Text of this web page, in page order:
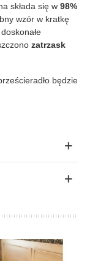
składa się w 98%
wzór w kratkę
zatrzask
będzie